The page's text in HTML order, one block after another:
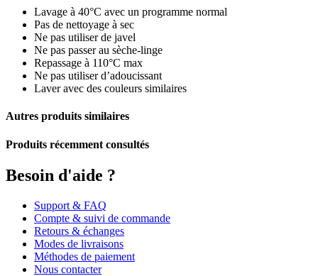
Lavage à 40°C avec un programme normal
Pas de nettoyage à sec
N​e pas utiliser de javel
Ne pas passer au sèche-linge
Repassage à 110°C max
Ne pas utiliser d’adoucissant
Laver avec des couleurs similaires
Autres produits similaires
Produits récemment consultés
Besoin d'aide ?
Support & FAQ
Compte & suivi de commande
Retours & échanges
Modes de livraisons
Méthodes de paiement
Nous contacter